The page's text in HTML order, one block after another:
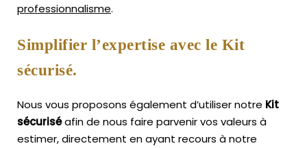
professionnalisme.
Simplifier l’expertise avec le Kit
sécurisé.
Nous vous proposons également d’utiliser notre Kit
sécuriséafin de nous faire parvenir vos valeurs à
estimer, directement en ayant recours à notre